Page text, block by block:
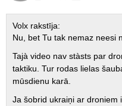
Volx rakstīja:
Nu, bet Tu tak nemaz neesi
Tajà video nav stàsts par
taktiku. Tur rodas lielas
mūsdienu karā.
Ja šobrid ukraiņi ar droniem